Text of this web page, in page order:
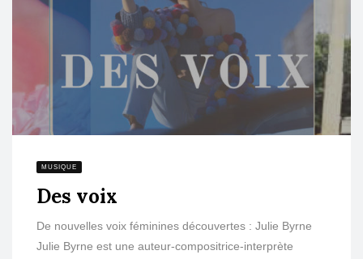
MUSIQUE
Des voix
De nouvelles voix féminines découvertes : Julie Byrne
Julie Byrne est une auteur-compositrice-interprète